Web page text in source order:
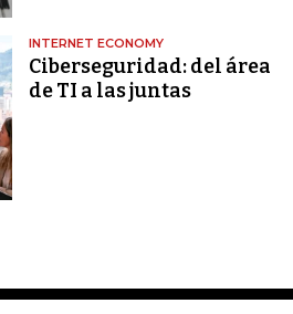
INTERNET ECONOMY
Ciberseguridad: del área
de TI a las juntas